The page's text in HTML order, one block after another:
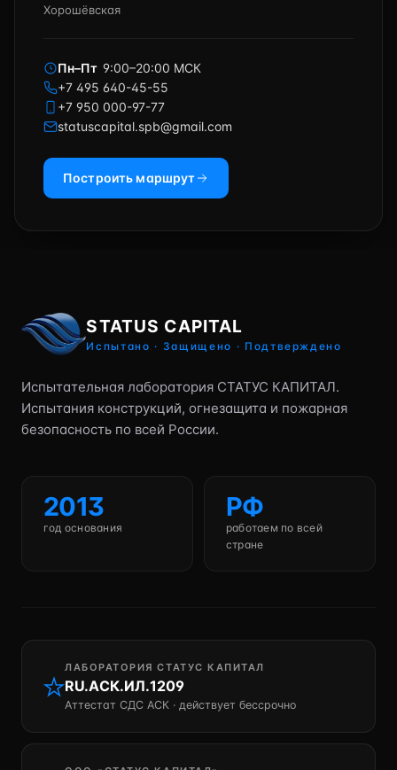
Хорошёвская
Пн–Пт 9:00–20:00 МСК
+7 495 640-45-55
+7 950 000-97-77
statuscapital.spb@gmail.com
Построить маршрут
STATUS CAPITAL
Испытано · Защищено · Подтверждено
Испытательная лаборатория СТАТУС КАПИТАЛ.
Испытания конструкций, огнезащита и пожарная
безопасность по всей России.
2013
год основания
РФ
работаем по всей
стране
ЛАБОРАТОРИЯ СТАТУС КАПИТАЛ
RU.АСК.ИЛ.1209
Аттестат СДС АСК · действует бессрочно